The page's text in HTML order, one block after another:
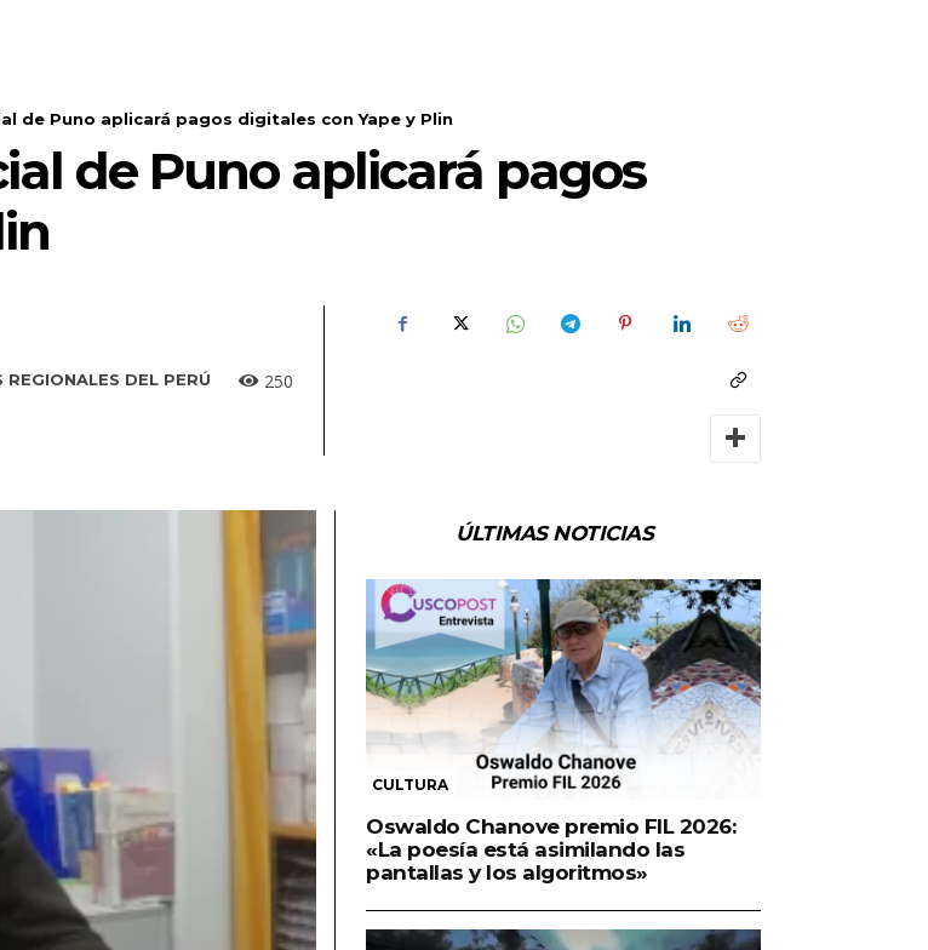
de Puno aplicará pagos digitales con Yape y Plin
de Puno aplicará pagos
REGIONALES DEL PERÚ 250
ÚLTIMAS NOTICIAS
CULTURA
Oswaldo Chanove premio FIL 2026:
«La poesía está asimilando las
pantallas y los algoritmos»